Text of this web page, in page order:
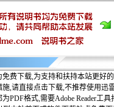
费下载,为支持和扶持本站更好
,请直接点击下载,不推荐使用迅
PDF格式,需要Adobe Reader工